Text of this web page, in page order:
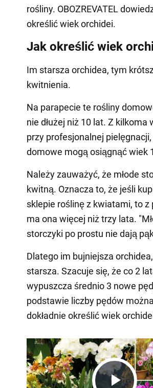
rośliny. OBOZREVATEL
określić wiek orchidei.
Jak określić wiek
Im starsza orchidea, tym
kwitnienia.
Na parapecie te rośliny
nie dłużej niż 10 lat. Z kilkoma
przy profesjonalnej
domowe mogą osiągnąć wiek
Należy zauważyć, że młode
kwitną. Oznacza to, że jeśli
sklepie roślinę z kwiatami, to z
ma ona więcej niż trzy lata.
storczyki po prostu nie dają
Dlatego im bujniejsza
starsza. Szacuje się, że co 2
wypuszcza średnio 3 nowe
podstawie liczby pędów
dokładnie określić wiek